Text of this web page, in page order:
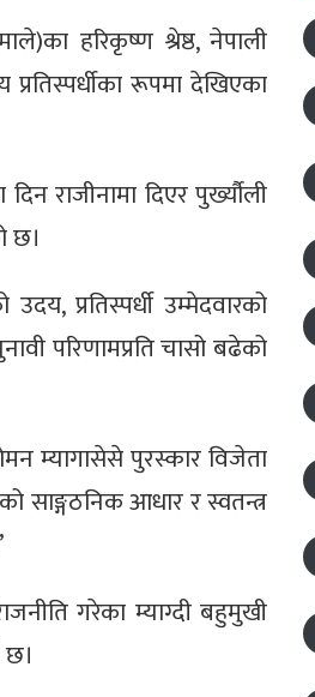
हरिकृष्ण श्रेष्ठ, नेपाली
प्रतिस्पर्धीका रूपमा देखिएका
राजीनामा दिएर पुर्ख्यौली
छ।
प्रतिस्पर्धी उम्मेदवारको
परिणामप्रति चासो बढेको
म्यागासेसे पुरस्कार विजेता
साङ्गठनिक आधार र स्वतन्त्र
गरेका म्याग्दी बहुमुखी